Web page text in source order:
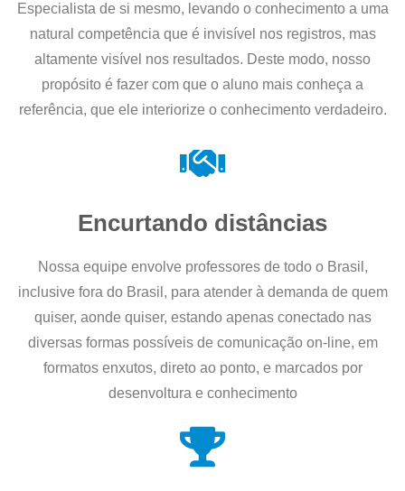
Especialista de si mesmo, levando o conhecimento a uma
natural competência que é invisível nos registros, mas
altamente visível nos resultados. Deste modo, nosso
propósito é fazer com que o aluno mais conheça a
referência, que ele interiorize o conhecimento verdadeiro.
Encurtando distâncias
Nossa equipe envolve professores de todo o Brasil,
inclusive fora do Brasil, para atender à demanda de quem
quiser, aonde quiser, estando apenas conectado nas
diversas formas possíveis de comunicação on-line, em
formatos enxutos, direto ao ponto, e marcados por
desenvoltura e conhecimento